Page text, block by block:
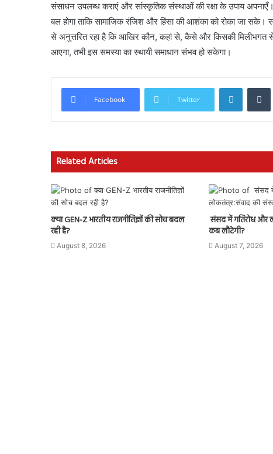
संसाधन उपलब्ध कराएं और सांस्कृतिक संस्थाओं की रक्षा के उपाय अपनाएँ।
बल होगा ताकि सामाजिक रंजिश और हिंसा की आशंका को रोका जा सके।
से अनुत्तरित रहा है कि आखिर कौन, कहां से, कैसे और किसकी मिलीभगत
आएगा, तभी इस समस्या का स्थायी समाधान संभव हो सकेगा।
Facebook Twitter
LinkedIn
Related Articles
क्या GEN-Z भारतीय राजनीतिज्ञों की सोच बदल
रही है?
August 8, 2026
संसद में गतिरोध और
कब लौटेगी?
August 7, 2026